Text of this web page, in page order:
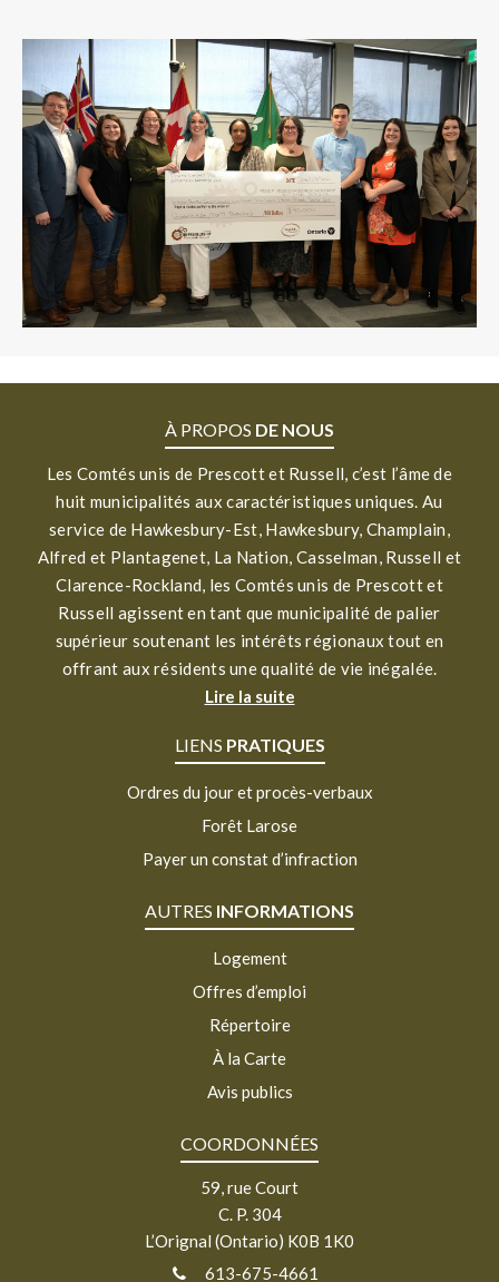
À PROPOS DE NOUS
Les Comtés unis de Prescott et Russell, c’est l’âme de
huit municipalités aux caractéristiques uniques. Au
service de Hawkesbury-Est, Hawkesbury, Champlain,
Alfred et Plantagenet, La Nation, Casselman, Russell et
Clarence-Rockland, les Comtés unis de Prescott et
Russell agissent en tant que municipalité de palier
supérieur soutenant les intérêts régionaux tout en
offrant aux résidents une qualité de vie inégalée.
Lire la suite
LIENS PRATIQUES
Ordres du jour et procès-verbaux
Forêt Larose
Payer un constat d’infraction
AUTRES INFORMATIONS
Logement
Offres d’emploi
Répertoire
À la Carte
Avis publics
COORDONNÉES
59, rue Court
C. P. 304
L’Orignal (Ontario) K0B 1K0
613-675-4661